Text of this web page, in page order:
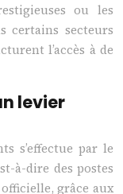
ou les
certains secteurs
l’accès à de
levier
s’effectue par le
à-dire des postes
grâce aux